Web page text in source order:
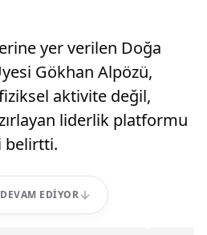
yer verilen Doğa
Gökhan Alpözü,
aktivite değil,
liderlik platformu
belirtti.
EDIYOR